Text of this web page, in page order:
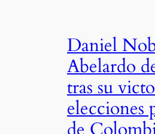
Daniel
Abelardo
tras su
elecciones